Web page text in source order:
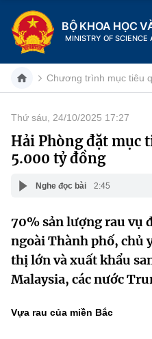
BỘ KHOA HỌC
MINISTRY OF SCIENCE
Danh mục
Trang chủ
Giới thiệu
Chức năng nhiệm vụ
Cơ cấu tổ chức
Tin tức sự kiện
Khoa học và Công nghệ
Dịch vụ công
Hệ thống văn bản
MST IOFFICE
Chương trình mục tiêu
Thứ sáu, 24/10/2025 17:27
Hải Phòng đặt mục
5.000 tỷ đồng
Nghe đọc bài 2:45
70% sản lượng rau vụ
ngoài Thành phố, chủ
thị lớn và xuất khẩu
Malaysia, các nước
Vựa rau của miền Bắc